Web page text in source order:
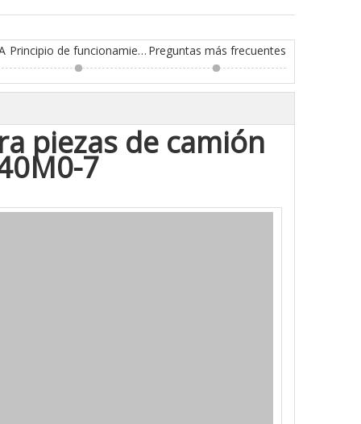
Principio de funcionamiento Preguntas más frecuentes
piezas de camión
7